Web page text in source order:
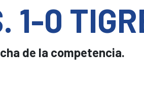
1-0
de la competencia.